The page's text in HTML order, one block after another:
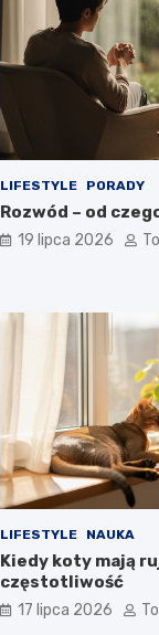
LIFESTYLE PORADY
Rozwód – od
19 lipca 2026
LIFESTYLE NAUKA
Kiedy koty mają
częstotliwość
17 lipca 2026